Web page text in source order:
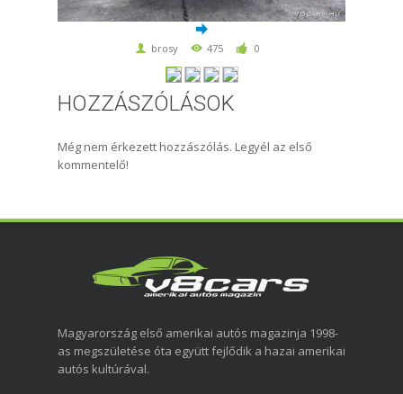
brosy 475 0
HOZZÁSZÓLÁSOK
Még nem érkezett hozzászólás. Legyél az első
kommentelő!
Magyarország első amerikai autós magazinja 1998-
as megszületése óta együtt fejlődik a hazai amerikai
autós kultúrával.